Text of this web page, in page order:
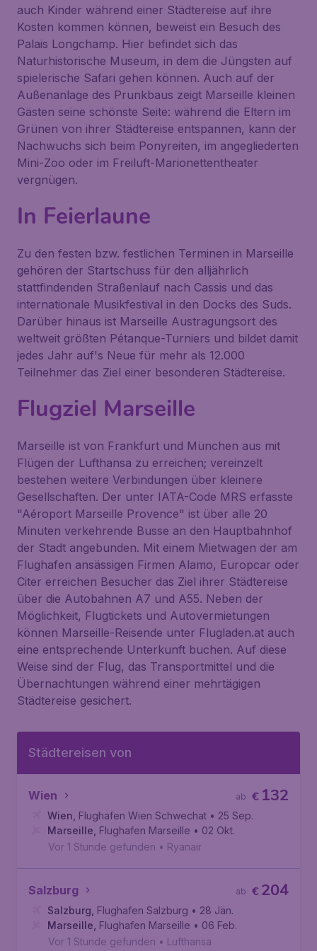
auch Kinder während einer Städtereise auf ihre
Kosten kommen können, beweist ein Besuch des
Palais Longchamp. Hier befindet sich das
Naturhistorische Museum, in dem die Jüngsten auf
spielerische Safari gehen können. Auch auf der
Außenanlage des Prunkbaus zeigt Marseille kleinen
Gästen seine schönste Seite: während die Eltern im
Grünen von ihrer Städtereise entspannen, kann der
Nachwuchs sich beim Ponyreiten, im angegliederten
Mini-Zoo oder im Freiluft-Marionettentheater
vergnügen.
In Feierlaune
Zu den festen bzw. festlichen Terminen in Marseille
gehören der Startschuss für den alljährlich
stattfindenden Straßenlauf nach Cassis und das
internationale Musikfestival in den Docks des Suds.
Darüber hinaus ist Marseille Austragungsort des
weltweit größten Pétanque-Turniers und bildet damit
jedes Jahr auf's Neue für mehr als 12.000
Teilnehmer das Ziel einer besonderen Städtereise.
Flugziel Marseille
Marseille ist von Frankfurt und München aus mit
Flügen der Lufthansa zu erreichen; vereinzelt
bestehen weitere Verbindungen über kleinere
Gesellschaften. Der unter IATA-Code MRS erfasste
"Aéroport Marseille Provence" ist über alle 20
Minuten verkehrende Busse an den Hauptbahnhof
der Stadt angebunden. Mit einem Mietwagen der am
Flughafen ansässigen Firmen Alamo, Europcar oder
Citer erreichen Besucher das Ziel ihrer Städtereise
über die Autobahnen A7 und A55. Neben der
Möglichkeit, Flugtickets und Autovermietungen
können Marseille-Reisende unter Flugladen.at auch
eine entsprechende Unterkunft buchen. Auf diese
Weise sind der Flug, das Transportmittel und die
Übernachtungen während einer mehrtägigen
Städtereise gesichert.
Städtereisen von
Wien € 132
ab
Wien Flughafen Wien Schwechat • 25 Sep.
Marseille Flughafen Marseille • 02 Okt.
Vor 1 Stunde gefunden • Ryanair
Salzburg €204
ab
Salzburg Flughafen Salzburg • 28 Jän.
Marseille Flughafen Marseille • 06 Feb.
Vor 1 Stunde gefunden • Lufthansa